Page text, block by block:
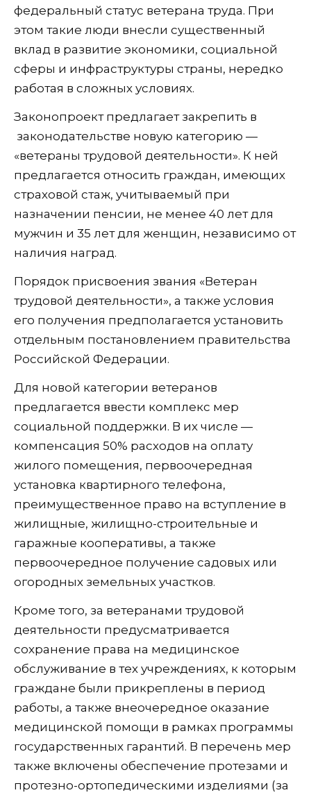
федеральный статус ветерана труда. При
этом такие люди внесли существенный
вклад в развитие экономики, социальной
сферы и инфраструктуры страны, нередко
работая в сложных условиях.
Законопроект предлагает закрепить в
законодательстве новую категорию —
«ветераны трудовой деятельности». К ней
предлагается относить граждан, имеющих
страховой стаж, учитываемый при
назначении пенсии, не менее 40 лет для
мужчин и 35 лет для женщин, независимо от
наличия наград.
Порядок присвоения звания «Ветеран
трудовой деятельности», а также условия
его получения предполагается установить
отдельным постановлением правительства
Российской Федерации.
Для новой категории ветеранов
предлагается ввести комплекс мер
социальной поддержки. В их числе —
компенсация 50% расходов на оплату
жилого помещения, первоочередная
установка квартирного телефона,
преимущественное право на вступление в
жилищные, жилищно-строительные и
гаражные кооперативы, а также
первоочередное получение садовых или
огородных земельных участков.
Кроме того, за ветеранами трудовой
деятельности предусматривается
сохранение права на медицинское
обслуживание в тех учреждениях, к которым
граждане были прикреплены в период
работы, а также внеочередное оказание
медицинской помощи в рамках программы
государственных гарантий. В перечень мер
также включены обеспечение протезами и
протезно-ортопедическими изделиями (за